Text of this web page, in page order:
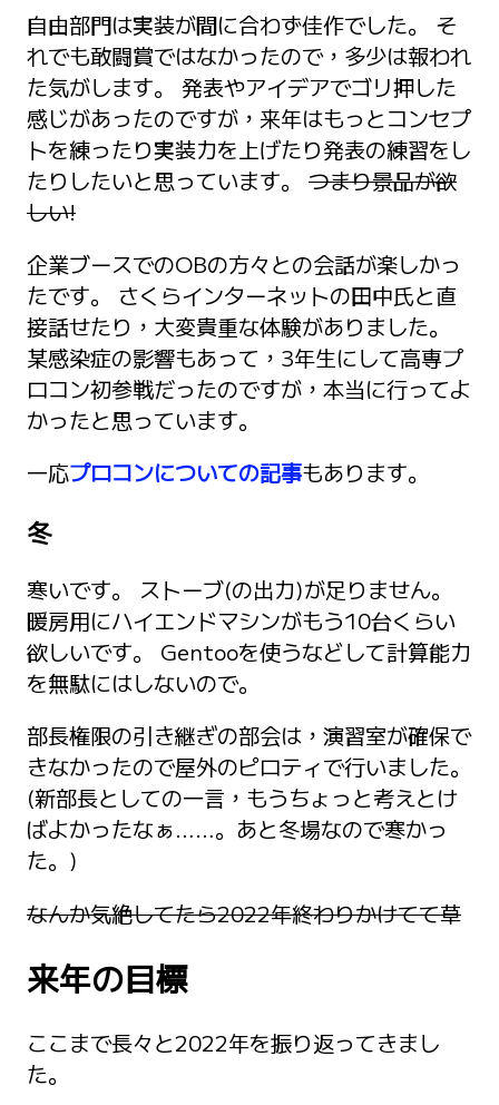
自由部門は実装が間に合わず佳作でした。 そ
れでも敢闘賞ではなかったので，多少は報われ
た気がします。 発表やアイデアでゴリ押した
感じがあったのですが，来年はもっとコンセプ
トを練ったり実装力を上げたり発表の練習をし
たりしたいと思っています。 つまり景品が欲
しい!
企業ブースでのOBの方々との会話が楽しかっ
たです。 さくらインターネットの田中氏と直
接話せたり，大変貴重な体験がありました。
某感染症の影響もあって，3年生にして高専プ
ロコン初参戦だったのですが，本当に行ってよ
かったと思っています。
一応プロコンについての記事もあります。
冬
寒いです。 ストーブ(の出力)が足りません。
暖房用にハイエンドマシンがもう10台くらい
欲しいです。 Gentooを使うなどして計算能力
を無駄にはしないので。
部長権限の引き継ぎの部会は，演習室が確保で
きなかったので屋外のピロティで行いました。
(新部長としての一言，もうちょっと考えとけ
ばよかったなぁ……。あと冬場なので寒かっ
た。)
なんか気絶してたら2022年終わりかけてて草
来年の目標
ここまで長々と2022年を振り返ってきまし
た。